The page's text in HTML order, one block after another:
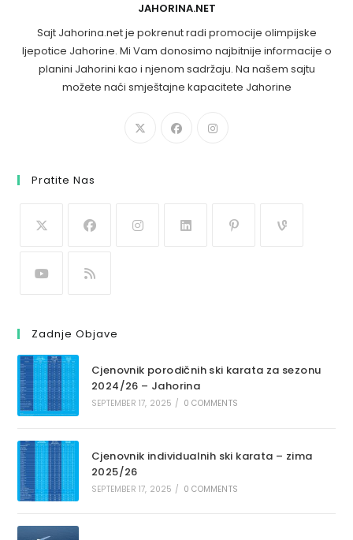
JAHORINA.NET
Sajt Jahorina.net je pokrenut radi promocije olimpijske
ljepotice Jahorine. Mi Vam donosimo najbitnije informacije o
planini Jahorini kao i njenom sadržaju. Na našem sajtu
možete naći smještajne kapacitete Jahorine
Pratite Nas
Zadnje Objave
Cjenovnik porodičnih ski karata za sezonu
2024/26 – Jahorina
SEPTEMBER 17, 2025 / 0 COMMENTS
Cjenovnik individualnih ski karata – zima
2025/26
SEPTEMBER 17, 2025 / 0 COMMENTS